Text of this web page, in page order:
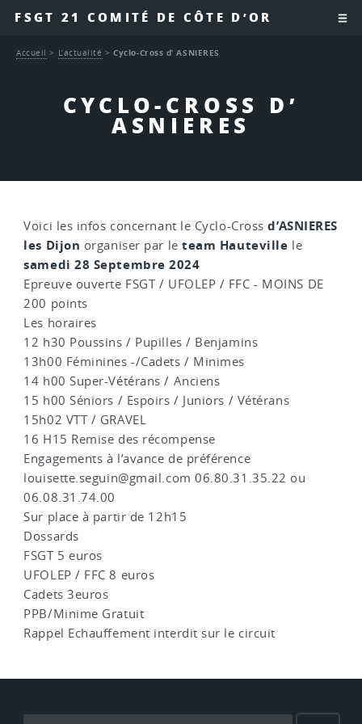
FSGT 21 COMITÉ DE CÔTE D’OR
CYCLO-CROSS D’
ASNIERES
Accueil > L’actualité >Cyclo-Cross d’ ASNIERES
Voici les infos concernant le Cyclo-Crossd’ASNIERES
les Dijon organiser par leteam Hauteville le
samedi 28 Septembre 2024
Epreuve ouverte FSGT / UFOLEP / FFC - MOINS DE
200 points
Les horaires
12 h30 Poussins / Pupilles / Benjamins
13h00 Féminines -/Cadets / Minimes
14 h00 Super-Vétérans / Anciens
15 h00 Séniors / Espoirs / Juniors / Vétérans
15h02 VTT / GRAVEL
16 H15 Remise des récompense
Engagements à l’avance de préférence
louisette.seguin@gmail.com 06.80.31.35.22 ou
06.08.31.74.00
Sur place à partir de 12h15
Dossards
FSGT 5 euros
UFOLEP / FFC 8 euros
Cadets 3euros
PPB/Minime Gratuit
Rappel Echauffement interdit sur le circuit